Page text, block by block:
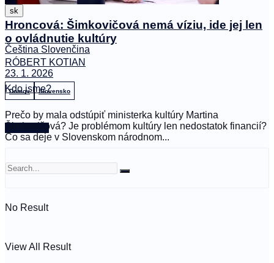
sk
Čeština Slovenčina
Kdo jsme?
No Result
View All Result
Hroncová: Šimkovičová nemá víziu, ide jej len
o ovládnutie kultúry
RÓBERT KOTIAN
23. 1. 2026
Domov Slovensko
Prečo by mala odstúpiť ministerka kultúry Martina
Šimkovičová? Je problémom kultúry len nedostatok financií?
Čo sa deje v Slovenskom národnom...